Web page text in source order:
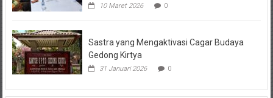
10 Maret 2026 0
Sastra yang Mengaktivasi Cagar Budaya
Gedong Kirtya
31 Januari 2026 0